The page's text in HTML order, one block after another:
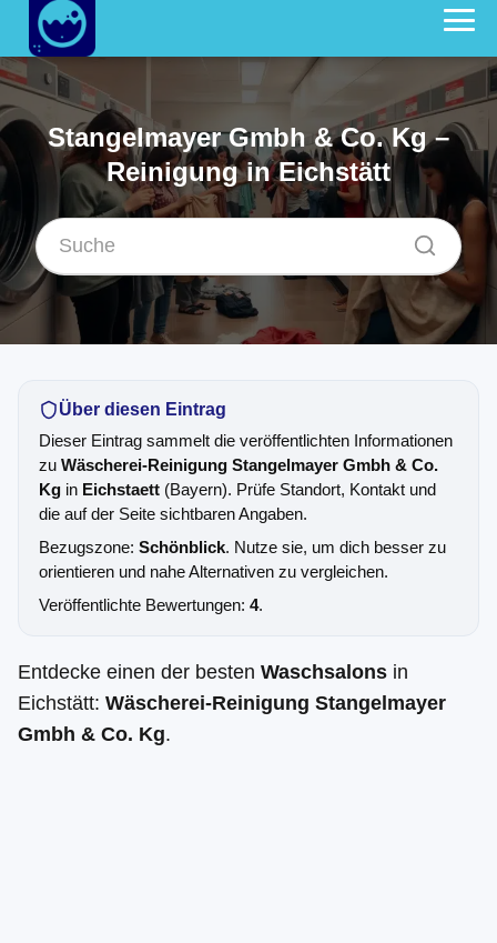
Stangelmayer Gmbh & Co. Kg –
Reinigung in Eichstätt
Über diesen Eintrag
Dieser Eintrag sammelt die veröffentlichten Informationen
zu Wäscherei-Reinigung Stangelmayer Gmbh & Co.
Kg in Eichstaett (Bayern). Prüfe Standort, Kontakt und
die auf der Seite sichtbaren Angaben.
Bezugszone: Schönblick. Nutze sie, um dich besser zu
orientieren und nahe Alternativen zu vergleichen.
Veröffentlichte Bewertungen: 4.
Entdecke einen der besten Waschsalons in
Eichstätt: Wäscherei-Reinigung Stangelmayer
Gmbh & Co. Kg.